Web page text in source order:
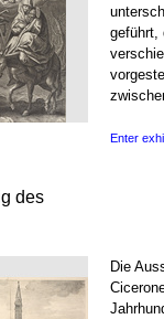
geführt,
Enter
des
Die